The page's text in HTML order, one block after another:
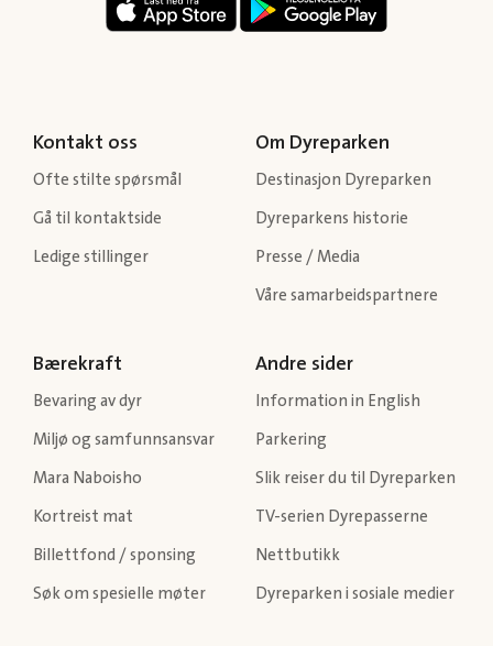
Kontakt oss
Ofte stilte spørsmål
Gå til kontaktside
Ledige stillinger
Om Dyreparken
Destinasjon Dyreparken
Dyreparkens historie
Presse / Media
Våre samarbeidspartnere
Bærekraft
Bevaring av dyr
Miljø og samfunnsansvar
Mara Naboisho
Kortreist mat
Billettfond / sponsing
Søk om spesielle møter
Andre sider
Information in English
Parkering
Slik reiser du til Dyreparken
TV-serien Dyrepasserne
Nettbutikk
Dyreparken i sosiale medier